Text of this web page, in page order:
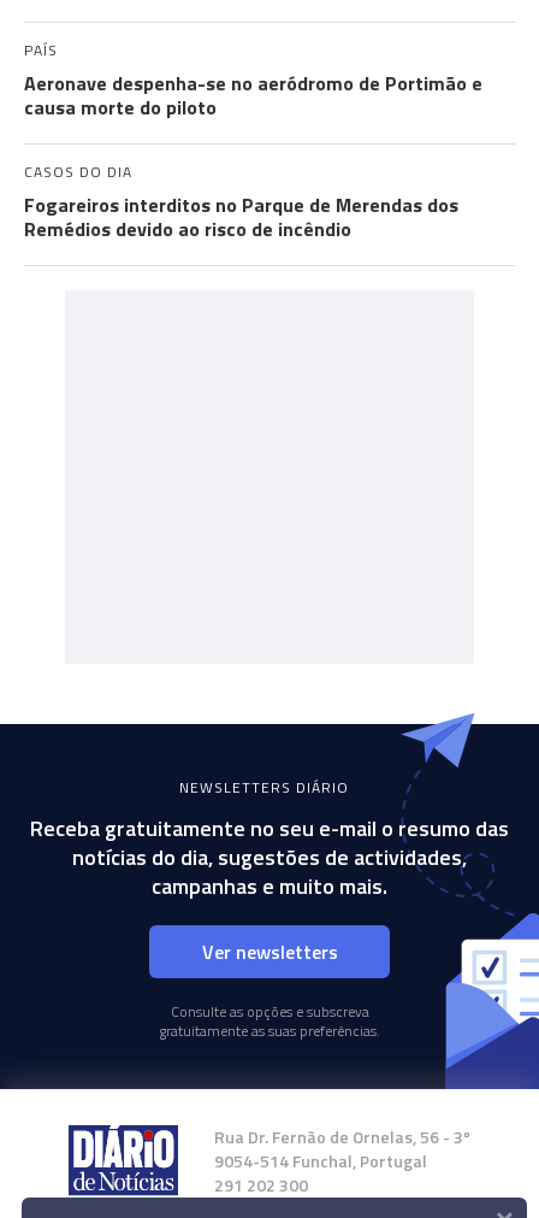
PAÍS
Aeronave despenha-se no aeródromo de Portimão e
causa morte do piloto
CASOS DO DIA
Fogareiros interditos no Parque de Merendas dos
Remédios devido ao risco de incêndio
NEWSLETTERS DIÁRIO
Receba gratuitamente no seu e-mail o resumo das
notícias do dia, sugestões de actividades,
campanhas e muito mais.
Ver newsletters
Consulte as opções e subscreva
gratuitamente as suas preferências.
Rua Dr. Fernão de Ornelas, 56 - 3º
9054-514 Funchal, Portugal
291 202 300